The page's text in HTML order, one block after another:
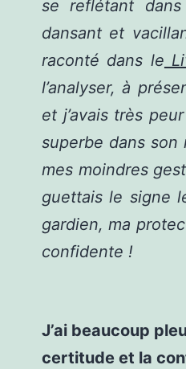
se reflétant
dansant et
raconté dans le
l’analyser, à
et j’avais très
superbe dans
mes moindres
guettais le signe
gardien, ma
confidente !
J’ai beaucoup
certitude et la